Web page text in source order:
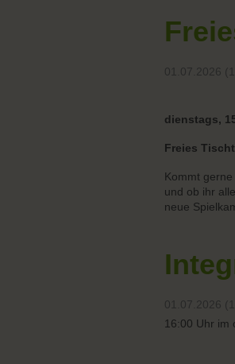
01.07.2026
dienstags,
Freies
Kommt
und ob ihr
neue
01.07.2026
16:00 Uhr im